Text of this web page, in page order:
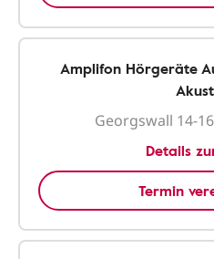
Amplifon Hörgeräte
Georgswall 14-
Details
Termin